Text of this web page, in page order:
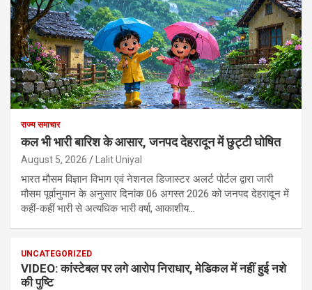
राज्य समाचार
कल भी भारी बारिश के आसार, जनपद देहरादून में छुट्टी घोषित
August 5, 2026 Lalit Uniyal
भारत मौसम विज्ञान विभाग एवं नेशनल डिजास्टर अलर्ट पोर्टल द्वारा जारी
मौसम पूर्वानुमान के अनुसार दिनांक 06 अगस्त 2026 को जनपद देहरादून में
कहीं-कहीं भारी से अत्यधिक भारी वर्षा, आकाशीय…
UNCATEGORIZED
VIDEO: कांस्टेबल पर लगे आरोप निराधार, मेडिकल में नहीं हुई नशे
की पुष्टि